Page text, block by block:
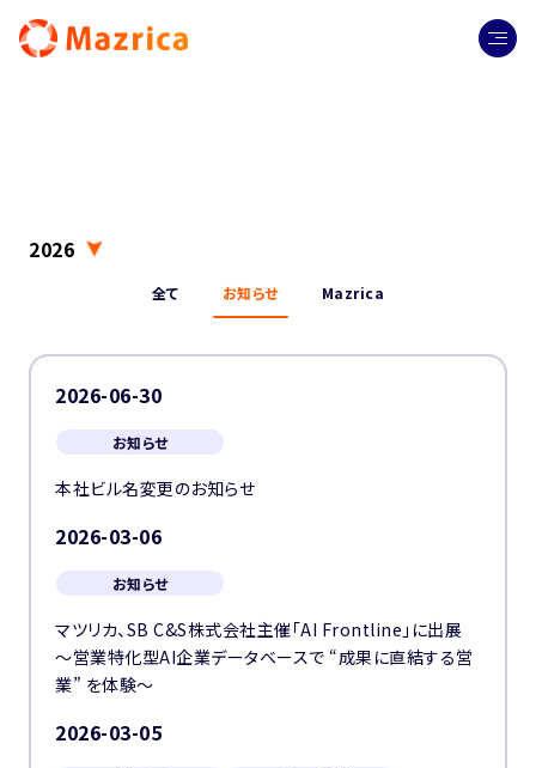
2026
全て お知らせ Mazrica
2026-06-30
お知らせ
本社ビル名変更のお知らせ
2026-03-06
お知らせ
マツリカ、SB C&S株式会社主催「AI Frontline」に出展
〜営業特化型AI企業データベースで “成果に直結する営
業” を体験〜
2026-03-05